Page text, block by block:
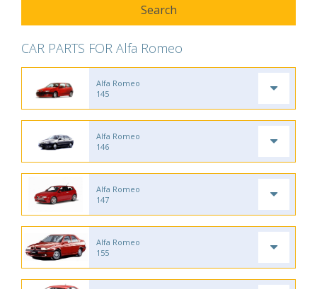
CAR PARTS FOR Alfa Romeo
Alfa Romeo
145
Alfa Romeo
146
Alfa Romeo
147
Alfa Romeo
155